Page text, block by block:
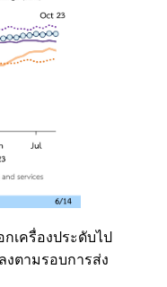
เครื่องประดับไป
งตามรอบการส่ง